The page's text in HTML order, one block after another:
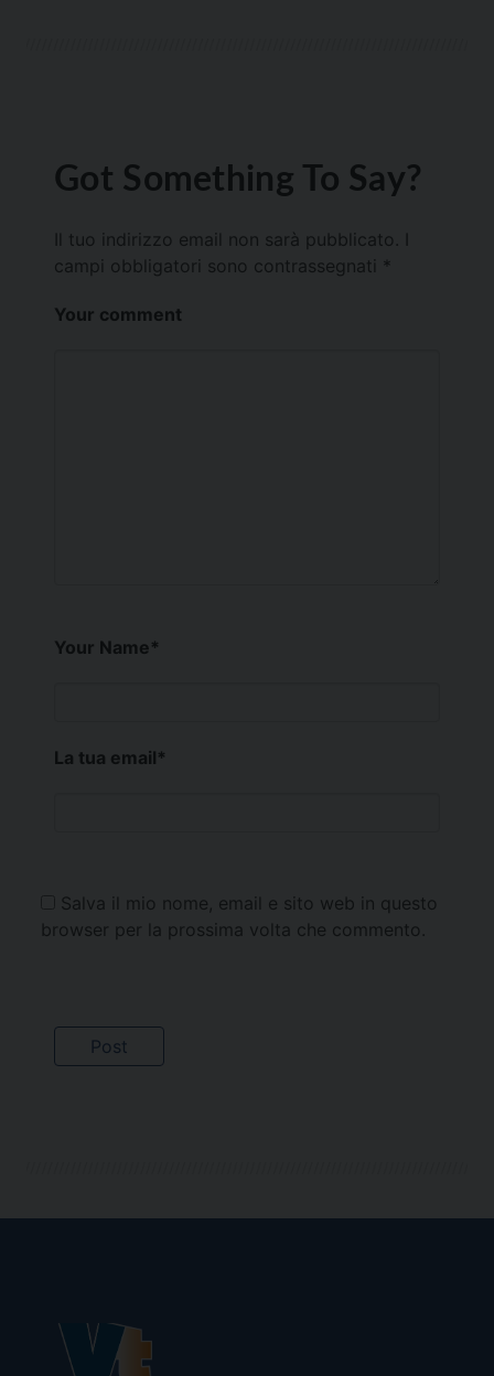
Got Something To Say?
Il tuo indirizzo email non sarà pubblicato.
campi obbligatori sono contrassegnati *
Your comment
Your Name*
La tua email*
Salva il mio nome, email e sito web in questo
browser per la prossima volta che commento.